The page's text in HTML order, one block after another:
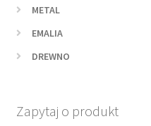
METAL
EMALIA
DREWNO
Zapytaj o produkt